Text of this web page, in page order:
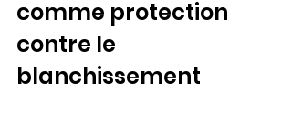
comme protection
contre le
blanchissement